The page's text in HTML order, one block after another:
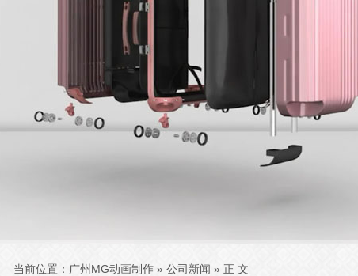
当前位置： 广州MG动画制作 » 公司新闻 » 正 文